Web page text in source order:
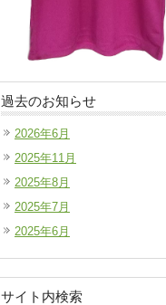
過去のお知らせ
2026年6月
2025年11月
2025年8月
2025年7月
2025年6月
サイト内検索